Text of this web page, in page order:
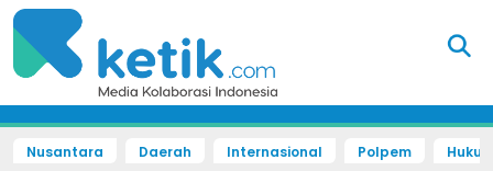
Nusantara Daerah Internasional Polpem